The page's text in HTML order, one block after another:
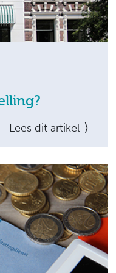
van
als in een jaar de
overschreden.
Lees dit artikel